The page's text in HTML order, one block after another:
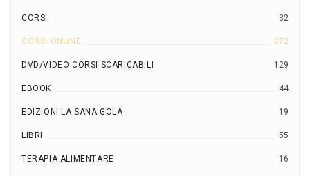
CORSI 32
CORSI ONLINE 272
DVD/VIDEO CORSI SCARICABILI 129
EBOOK 44
EDIZIONI LA SANA GOLA 19
LIBRI 55
TERAPIA ALIMENTARE 16